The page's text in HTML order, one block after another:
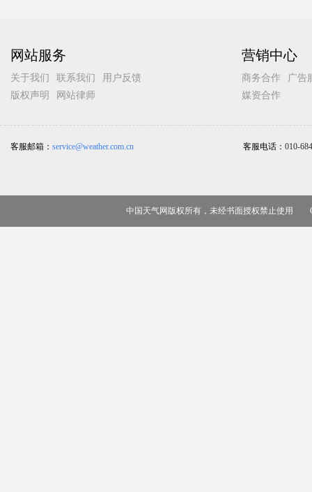
网站服务
关于我们 联系我们
用户反馈
版权声明
网站律师
营销中心
商务合作
广告
媒资合作
客服邮箱： service@weather.com.cn 客服电话： 010-
中国天气网版权所有，未经书面授权禁止使用